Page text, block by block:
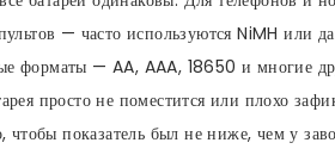
— часто используются NiMH или
форматы — AA, AAA, 18650 и многие
просто не поместится или плохо
чтобы показатель был не ниже, чем у